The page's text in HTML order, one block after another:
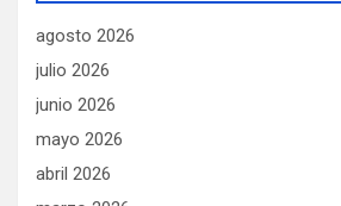
agosto 2026
julio 2026
junio 2026
mayo 2026
abril 2026